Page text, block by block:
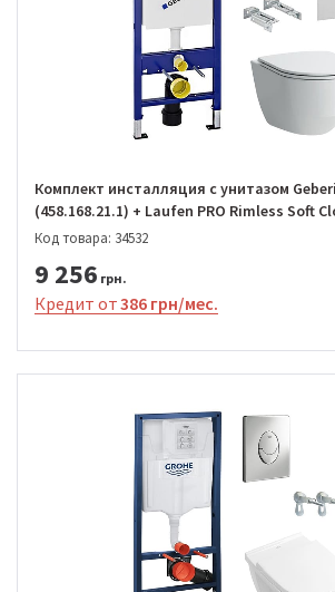
Комплект инсталляция с унитазом
(458.168.21.1) + Laufen PRO Rimless Soft
(H8669570000001)
Код товара: 34532
9 256 грн.
Кредит от386 грн/мес.